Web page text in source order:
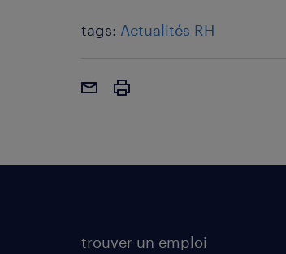
tags: Actualités RH
trouver un emploi